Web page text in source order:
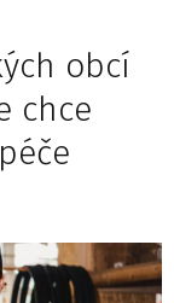
obcí
chce